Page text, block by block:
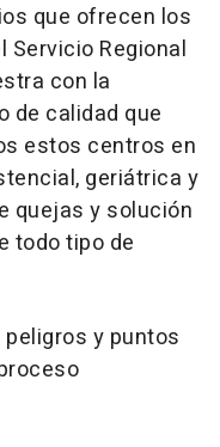
que ofrecen los
Regional
con la
de calidad que
estos centros en
geriátrica y
quejas y solución
todo tipo de
y puntos